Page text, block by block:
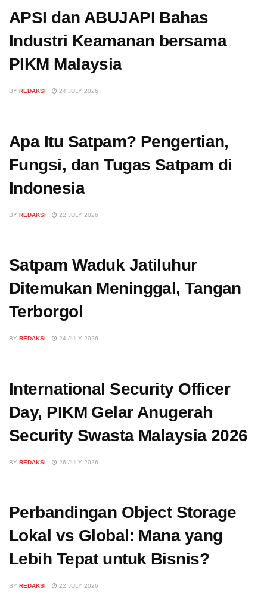
APSI dan ABUJAPI Bahas
Industri Keamanan bersama
PIKM Malaysia
BY REDAKSI 24 JULY 2026
Apa Itu Satpam? Pengertian,
Fungsi, dan Tugas Satpam di
Indonesia
BY REDAKSI 22 JULY 2026
Satpam Waduk Jatiluhur
Ditemukan Meninggal, Tangan
Terborgol
BY REDAKSI 24 JULY 2026
International Security Officer
Day, PIKM Gelar Anugerah
Security Swasta Malaysia 2026
BY REDAKSI 26 JULY 2026
Perbandingan Object Storage
Lokal vs Global: Mana yang
Lebih Tepat untuk Bisnis?
BY REDAKSI 22 JULY 2026